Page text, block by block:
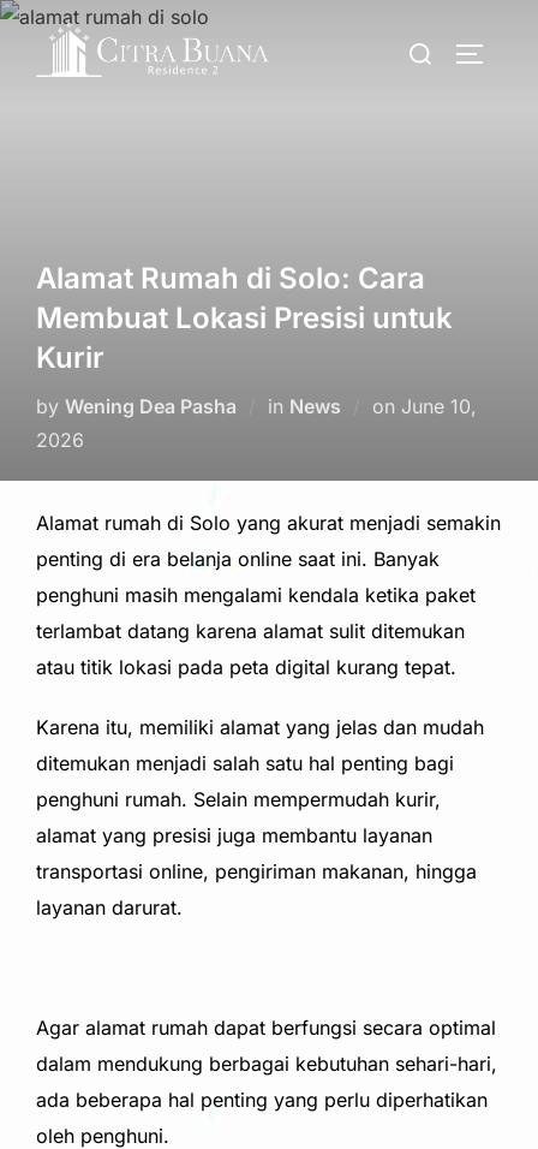
Skip
content
Search
Alamat Rumah di Solo: Cara
Membuat Lokasi Presisi untuk
Kurir
by Wening Dea Pasha in News on Posted
June 10,
2026
Alamat rumah di Solo yang akurat menjadi semakin
penting di era belanja online saat ini. Banyak
penghuni masih mengalami kendala ketika paket
terlambat datang karena alamat sulit ditemukan
atau titik lokasi pada peta digital kurang tepat.
Karena itu, memiliki alamat yang jelas dan mudah
ditemukan menjadi salah satu hal penting bagi
penghuni rumah. Selain mempermudah kurir,
alamat yang presisi juga membantu layanan
transportasi online, pengiriman makanan, hingga
layanan darurat.
Agar alamat rumah dapat berfungsi secara optimal
dalam mendukung berbagai kebutuhan sehari-hari,
ada beberapa hal penting yang perlu diperhatikan
oleh penghuni.